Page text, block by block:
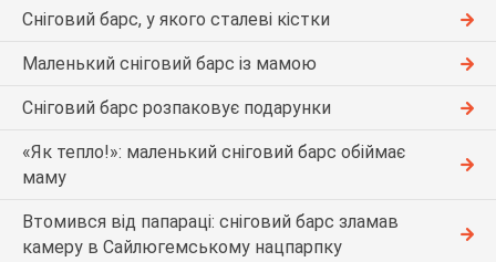
Сніговий барс, у якого сталеві кістки
Маленький сніговий барс із мамою
Сніговий барс розпаковує подарунки
«Як тепло!»: маленький сніговий барс обіймає
маму
Втомився від папараці: сніговий барс зламав
камеру в Сайлюгемському нацпарпку